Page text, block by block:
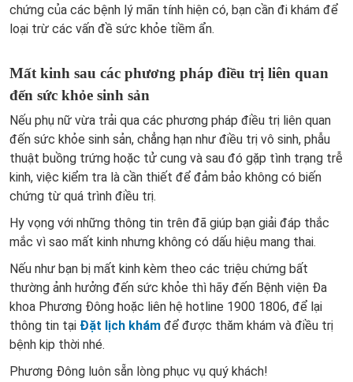
chứng của các bệnh lý mãn tính hiện có, bạn cần đi khám để
loại trừ các vấn đề sức khỏe tiềm ẩn.
Mất kinh sau các phương pháp điều trị liên quan
đến sức khỏe sinh sản
Nếu phụ nữ vừa trải qua các phương pháp điều trị liên quan
đến sức khỏe sinh sản, chẳng hạn như điều trị vô sinh, phẫu
thuật buồng trứng hoặc tử cung và sau đó gặp tình trạng trễ
kinh, việc kiểm tra là cần thiết để đảm bảo không có biến
chứng từ quá trình điều trị.
Hy vọng với những thông tin trên đã giúp bạn giải đáp thắc
mắc vì sao mất kinh nhưng không có dấu hiệu mang thai.
Nếu như bạn bị mất kinh kèm theo các triệu chứng bất
thường ảnh hưởng đến sức khỏe thì hãy đến Bệnh viện Đa
khoa Phương Đông hoặc liên hệ hotline 1900 1806, để lại
thông tin tại Đặt lịch khám để được thăm khám và điều trị
bệnh kịp thời nhé.
Phương Đông luôn sẵn lòng phục vụ quý khách!